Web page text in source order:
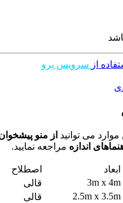
از سرویس پرو
می توانید از منو
اندازه مراجعه نمایید.
ابعاد
اصطلاح
3m x 4m
قالی
2.5m x 3.5m
قالی